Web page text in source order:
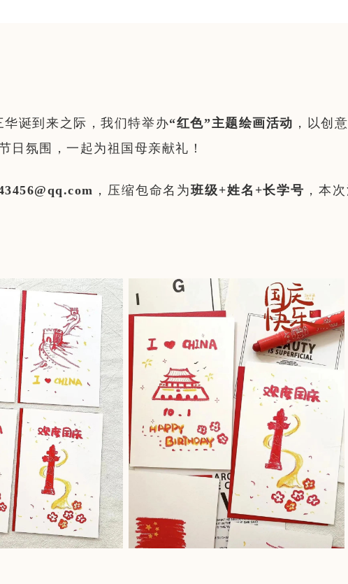
诞到来之际，我们特举办“红色”主题绘画活动 ，以创
日氛围，一起为祖国母亲献礼！
，压缩包命名为班级+姓名+长学号 ，本